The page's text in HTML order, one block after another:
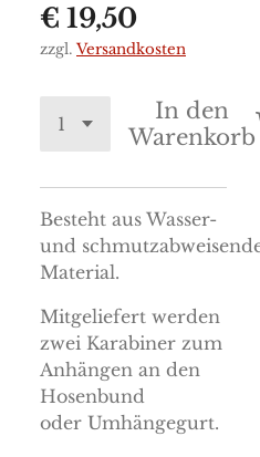
€ 19,50
zzgl. Versandkosten
In den
Warenkorb
Besteht aus Wasser-
und
Material.
Mitgeliefert werden
zwei Karabiner zum
Anhängen an den
Hosenbund
oder Umhängegurt.